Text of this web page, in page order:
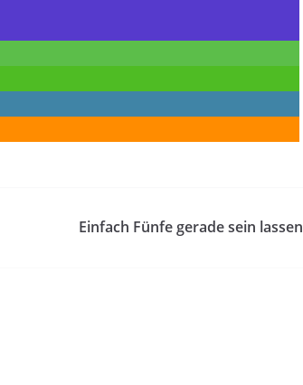
Einfach Fünfe gerade sein lassen